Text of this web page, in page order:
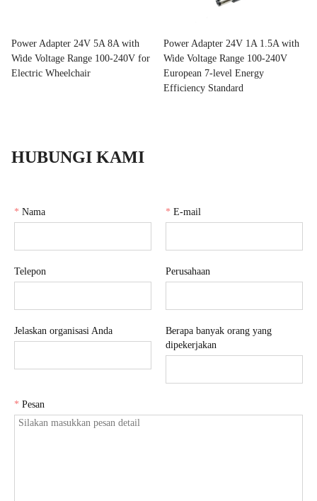
Power Adapter 24V 5A 8A with
Wide Voltage Range 100-240V for
Electric Wheelchair
Power Adapter 24V 1A 1.5A with
Wide Voltage Range 100-240V
European 7-level Energy
Efficiency Standard
HUBUNGI KAMI
* Nama * E-mail
Telepon Perusahaan
Jelaskan organisasi Anda
Berapa banyak orang yang
dipekerjakan
* Pesan